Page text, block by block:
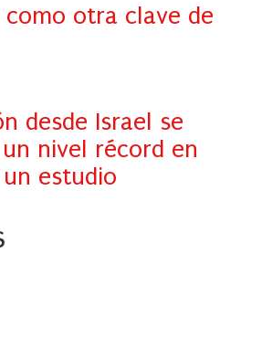
como otra clave de
desde Israel se
nivel récord en
estudio